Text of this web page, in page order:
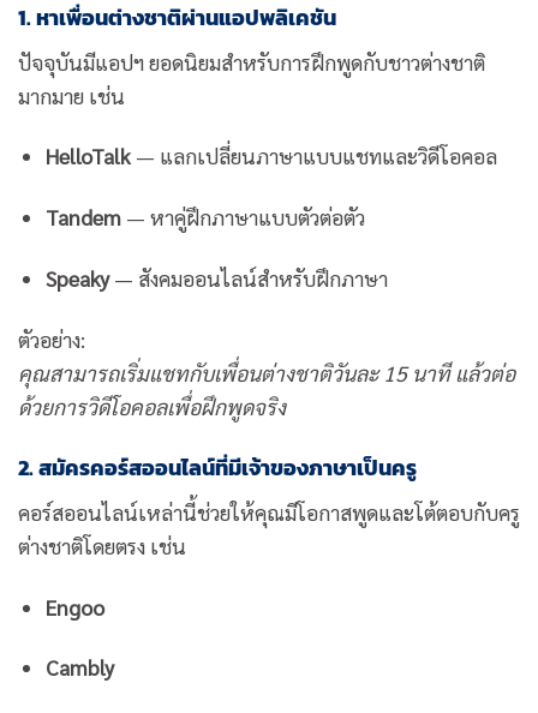
1. หาเพื่อนต่างชาติผ่านแอปพลิเคชัน
ปัจจุบันมีแอปฯ ยอดนิยมสำหรับการฝึกพูดกับชาวต่างชาติ
มากมาย เช่น
HelloTalk— แลกเปลี่ยนภาษาแบบแชทและวิดีโอคอล
Tandem— หาคู่ฝึกภาษาแบบตัวต่อตัว
Speaky— สังคมออนไลน์สำหรับฝึกภาษา
ตัวอย่าง:
คุณสามารถเริ่มแชทกับเพื่อนต่างชาติวันละ 15 นาที แล้วต่อ
ด้วยการวิดีโอคอลเพื่อฝึกพูดจริง
2. สมัครคอร์สออนไลน์ที่มีเจ้าของภาษาเป็นครู
คอร์สออนไลน์เหล่านี้ช่วยให้คุณมีโอกาสพูดและโต้ตอบกับครู
ต่างชาติโดยตรง เช่น
Engoo
Cambly